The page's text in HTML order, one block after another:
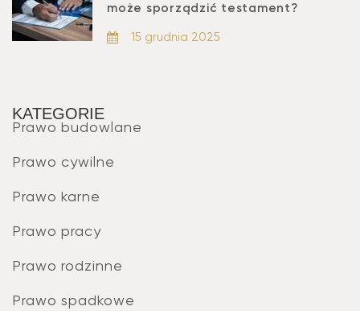
może sporządzić testament?
15 grudnia 2025
KATEGORIE
Prawo budowlane
Prawo cywilne
Prawo karne
Prawo pracy
Prawo rodzinne
Prawo spadkowe